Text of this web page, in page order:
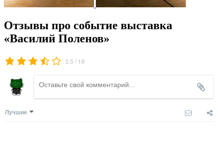
Отзывы про событие выставка
«Василий Поленов»
3.5 / 19
Лучшие